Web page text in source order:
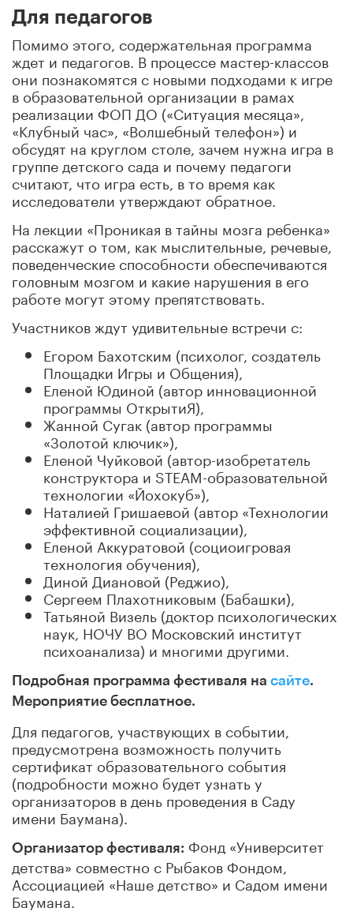
Для педагогов
Помимо этого, содержательная программа
ждет и педагогов. В процессе мастер-классов
они познакомятся с новыми подходами к игре
в образовательной организации в рамах
реализации ФОП ДО («Ситуация месяца»,
«Клубный час», «Волшебный телефон») и
обсудят на круглом столе, зачем нужна игра в
группе детского сада и почему педагоги
считают, что игра есть, в то время как
исследователи утверждают обратное.
На лекции «Проникая в тайны мозга ребенка»
расскажут о том, как мыслительные, речевые,
поведенческие способности обеспечиваются
головным мозгом и какие нарушения в его
работе могут этому препятствовать.
Участников ждут удивительные встречи с:
Егором Бахотским (психолог, создатель
Площадки Игры и Общения),
Еленой Юдиной (автор инновационной
программы ОткрытиЯ),
Жанной Сугак (автор программы
«Золотой ключик»),
Еленой Чуйковой (автор-изобретатель
конструктора и STEAM-образовательной
технологии «Йохокуб»),
Наталией Гришаевой (автор «Технологии
эффективной социализации),
Еленой Аккуратовой (социоигровая
технология обучения),
Диной Диановой (Реджио),
Сергеем Плахотниковым (Бабашки),
Татьяной Визель (доктор психологических
наук, НОЧУ ВО Московский институт
психоанализа) и многими другими.
Подробная программа фестиваля на сайте.
Мероприятие бесплатное.
Для педагогов, участвующих в событии,
предусмотрена возможность получить
сертификат образовательного события
(подробности можно будет узнать у
организаторов в день проведения в Саду
имени Баумана).
Организатор фестиваля: Фонд «Университет
детства» совместно с Рыбаков Фондом,
Ассоциацией «Наше детство» и Садом имени
Баумана.